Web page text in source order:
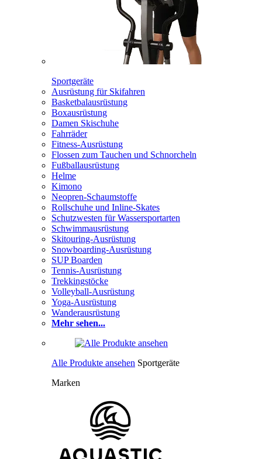
Sportgeräte
Ausrüstung für Skifahren
Basketbalausrüstung
Boxausrüstung
Damen Skischuhe
Fahrräder
Fitness-Ausrüstung
Flossen zum Tauchen und Schnorcheln
Fußballausrüstung
Helme
Kimono
Neopren-Schaumstoffe
Rollschuhe und Inline-Skates
Schutzwesten für Wassersportarten
Schwimmausrüstung
Skitouring-Ausrüstung
Snowboarding-Ausrüstung
SUP Boarden
Tennis-Ausrüstung
Trekkingstöcke
Volleyball-Ausrüstung
Yoga-Ausrüstung
Wanderausrüstung
Mehr sehen...
Alle Produkte ansehen Sportgeräte
Marken